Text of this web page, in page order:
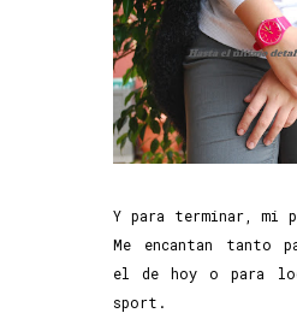
Y para terminar, mi
Me encantan tanto
el de hoy o para
sport.